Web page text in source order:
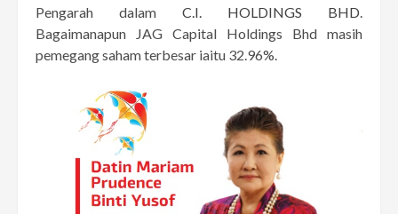
Pengarah dalam C.I. HOLDINGS BHD
Bagaimanapun JAG Capital Holdings Bhd masih
pemegang saham terbesar iaitu 32.96%.